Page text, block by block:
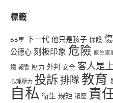
標籤
BB車 下一代 他只是孩子 保護
公德心 刻板印象 危險 原生家
鐵 報警 壓力 外判 安全 客人是
心理壓力 投訴排隊 教育
自私 衛生 規矩 讓座 責